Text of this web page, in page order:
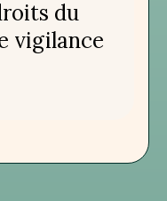
du
vigilance